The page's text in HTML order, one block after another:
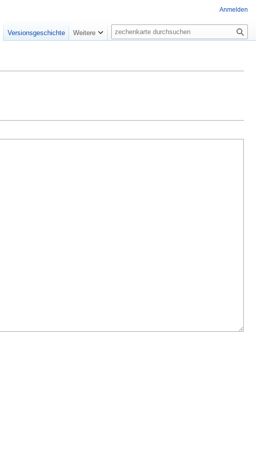
Anmelden
Versionsgeschichte Weitere
Suche